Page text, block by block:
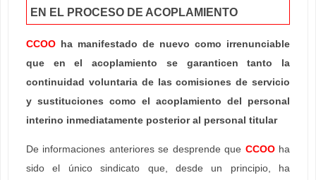
EN EL PROCESO DE ACOPLAMIENTO
CCOO ha manifestado de nuevo como irrenunciable
que en el acoplamiento se garanticen tanto la
continuidad voluntaria de las comisiones de servicio
y sustituciones como el acoplamiento del personal
interino inmediatamente posterior al personal titular
De informaciones anteriores se desprende que CCOOha
sido el único sindicato que, desde un principio, ha